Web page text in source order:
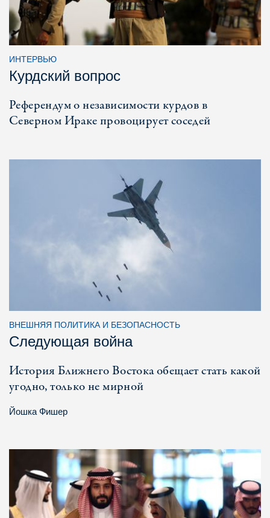
ИНТЕРВЬЮ
Курдский вопрос
Референдум о независимости курдов в
Северном Ираке провоцирует соседей
ВНЕШНЯЯ ПОЛИТИКА И БЕЗОПАСНОСТЬ
Следующая война
История Ближнего Востока обещает стать какой
угодно, только не мирной
Йошка Фишер